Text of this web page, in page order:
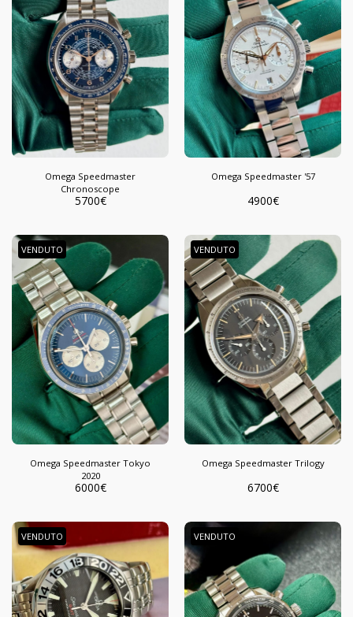
Omega Speedmaster
Chronoscope
5700€
Omega Speedmaster '57
4900€
VENDUTO
Omega Speedmaster Tokyo
2020
6000€
VENDUTO
Omega Speedmaster Trilogy
6700€
VENDUTO VENDUTO